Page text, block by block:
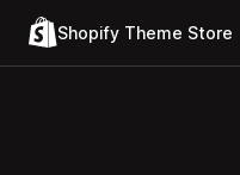
Shopify Theme Store